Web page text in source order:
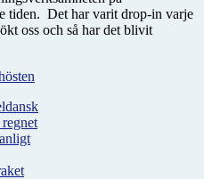
tiden. Det har varit drop-in varje
oss och så har det blivit